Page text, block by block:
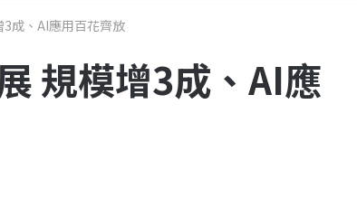
成、AI應用百花齊放
規模增3成、AI應